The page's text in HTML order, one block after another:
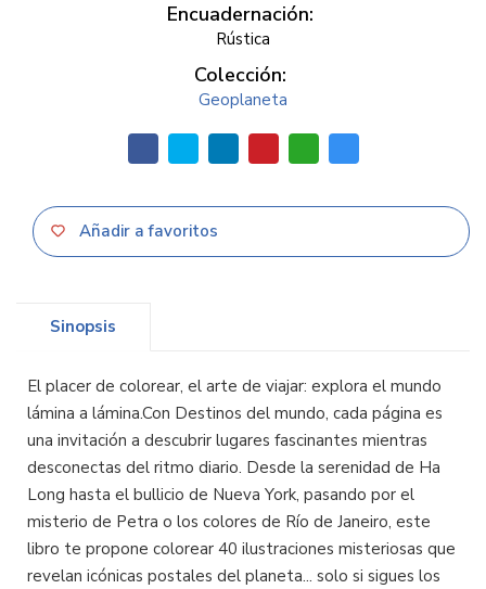
Encuadernación:
Rústica
Colección:
Geoplaneta
Añadir a favoritos
Sinopsis
El placer de colorear, el arte de viajar: explora el mundo
lámina a lámina.Con Destinos del mundo, cada página es
una invitación a descubrir lugares fascinantes mientras
desconectas del ritmo diario. Desde la serenidad de Ha
Long hasta el bullicio de Nueva York, pasando por el
misterio de Petra o los colores de Río de Janeiro, este
libro te propone colorear 40 ilustraciones misteriosas que
revelan icónicas postales del planeta... solo si sigues los